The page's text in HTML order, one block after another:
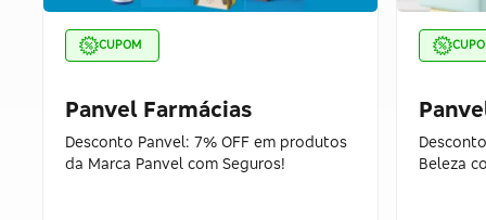
CUPOM
Panvel Farmácias
Desconto Panvel: 7% OFF em produtos
da Marca Panvel com Seguros!
Beleza